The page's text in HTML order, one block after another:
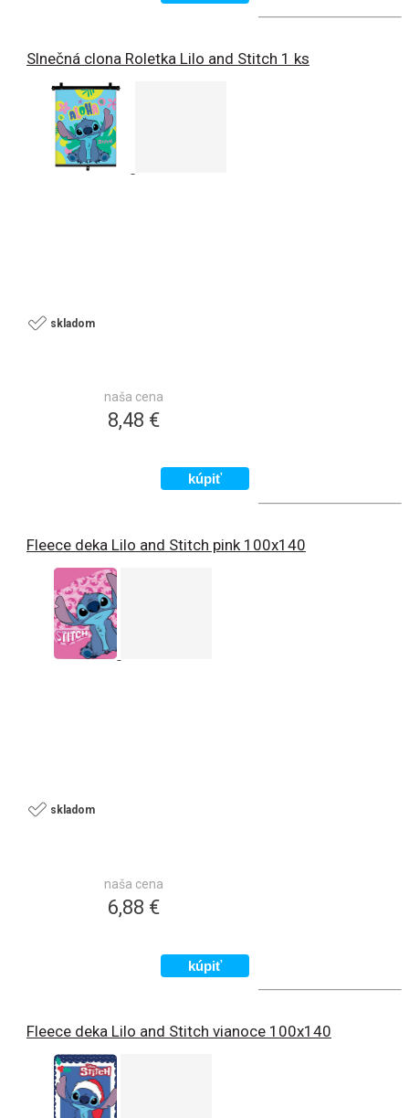
Slnečná clona Roletka Lilo and Stitch 1 ks
naša cena
8,48 €
skladom
Fleece deka Lilo and Stitch pink 100x140
naša cena
6,88 €
skladom
Fleece deka Lilo and Stitch vianoce 100x140